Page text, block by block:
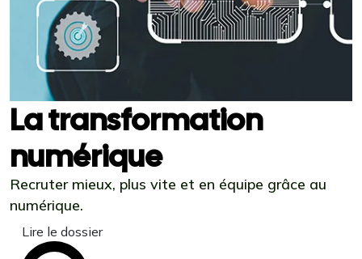
La transformation
numérique
Recruter mieux, plus vite et en équipe grâce au
numérique.
Lire le dossier